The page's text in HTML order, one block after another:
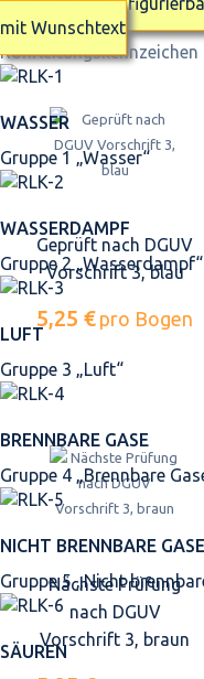
mit Wunschtext
Rohrleitungskennzeichen
WASSER
Gruppe 1 „Wasser“
WASSERDAMPF
Gruppe 2 „Wasserdampf“
LUFT
Gruppe 3 „Luft“
BRENNBARE GASE
Gruppe 4 „Brennbare
NICHT BRENNBARE GASE
Gruppe 5 „Nicht
SÄUREN
Geprüft nach DGUV
Vorschrift 3, blau
5,25 € pro Bogen
Nächste Prüfung
nach DGUV
Vorschrift 3, braun